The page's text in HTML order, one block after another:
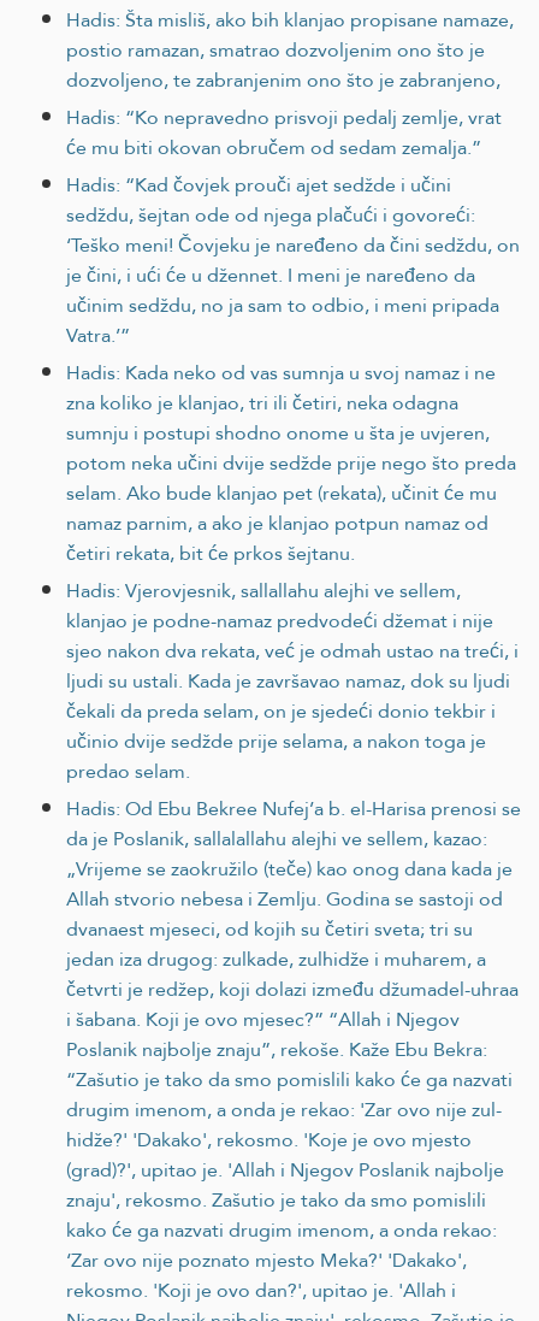
Hadis: Šta misliš, ako bih klanjao propisane namaze,
postio ramazan, smatrao dozvoljenim ono što je
dozvoljeno, te zabranjenim ono što je zabranjeno,
Hadis: “Ko nepravedno prisvoji pedalj zemlje, vrat
će mu biti okovan obručem od sedam zemalja.”
Hadis: “Kad čovjek prouči ajet sedžde i učini
sedždu, šejtan ode od njega plačući i govoreći:
‘Teško meni! Čovjeku je naređeno da čini sedždu, on
je čini, i ući će u džennet. I meni je naređeno da
učinim sedždu, no ja sam to odbio, i meni pripada
Vatra.’”
Hadis: Kada neko od vas sumnja u svoj namaz i ne
zna koliko je klanjao, tri ili četiri, neka odagna
sumnju i postupi shodno onome u šta je uvjeren,
potom neka učini dvije sedžde prije nego što preda
selam. Ako bude klanjao pet (rekata), učinit će mu
namaz parnim, a ako je klanjao potpun namaz od
četiri rekata, bit će prkos šejtanu.
Hadis: Vjerovjesnik, sallallahu alejhi ve sellem,
klanjao je podne-namaz predvodeći džemat i nije
sjeo nakon dva rekata, već je odmah ustao na treći, i
ljudi su ustali. Kada je završavao namaz, dok su ljudi
čekali da preda selam, on je sjedeći donio tekbir i
učinio dvije sedžde prije selama, a nakon toga je
predao selam.
Hadis: Od Ebu Bekree Nufej’a b. el-Harisa prenosi se
da je Poslanik, sallalallahu alejhi ve sellem, kazao:
„Vrijeme se zaokružilo (teče) kao onog dana kada je
Allah stvorio nebesa i Zemlju. Godina se sastoji od
dvanaest mjeseci, od kojih su četiri sveta; tri su
jedan iza drugog: zulkade, zulhidže i muharem, a
četvrti je redžep, koji dolazi između džumadel-uhraa
i šabana. Koji je ovo mjesec?” “Allah i Njegov
Poslanik najbolje znaju”, rekoše. Kaže Ebu Bekra:
“Zašutio je tako da smo pomislili kako će ga nazvati
drugim imenom, a onda je rekao: 'Zar ovo nije zul-
hidže?' 'Dakako', rekosmo. 'Koje je ovo mjesto
(grad)?', upitao je. 'Allah i Njegov Poslanik najbolje
znaju', rekosmo. Zašutio je tako da smo pomislili
kako će ga nazvati drugim imenom, a onda rekao:
‘Zar ovo nije poznato mjesto Meka?' 'Dakako',
rekosmo. 'Koji je ovo dan?', upitao je. 'Allah i